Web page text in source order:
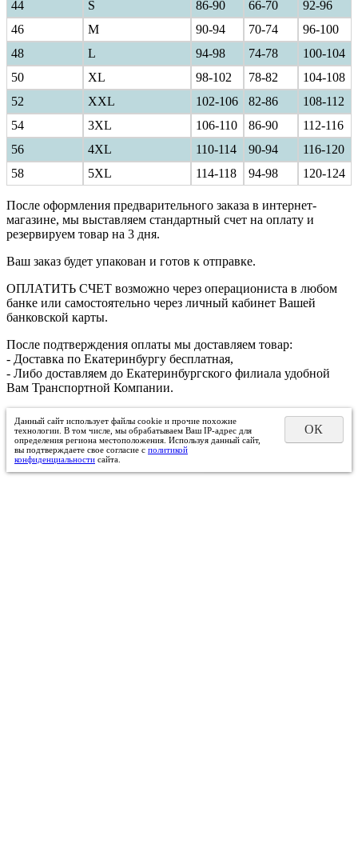
44 S 86-90 66-70
92-96
46
M 90-94 70-74
96-100
48
L 94-98 74-78
100-104
50
XL 98-102 78-82
104-108
52
XXL 102-106 82-86
108-112
54
3XL 106-110 86-90
112-116
56
4XL 110-114 90-94
116-120
58
5XL 114-118 94-98 120-124
После оформления предварительного заказа в интернет-
магазине, мы выставляем стандартный счет на оплату и
резервируем товар на 3 дня.
Ваш заказ будет упакован и готов к отправке.
ОПЛАТИТЬ СЧЕТ возможно через операциониста в любом
банке или самостоятельно через личный кабинет Вашей
банковской карты.
После подтверждения оплаты мы доставляем товар:
- Доставка по Екатеринбургу бесплатная,
- Либо доставляем до Екатеринбургского филиала удобной
Вам Транспортной Компании.
Данный сайт использует файлы cookie и прочие похожие
технологии. В том числе, мы обрабатываем Ваш IP-адрес для
определения региона местоположения. Используя данный сайт,
вы подтверждаете свое согласие с политикой
конфиденциальности сайта.
ОК